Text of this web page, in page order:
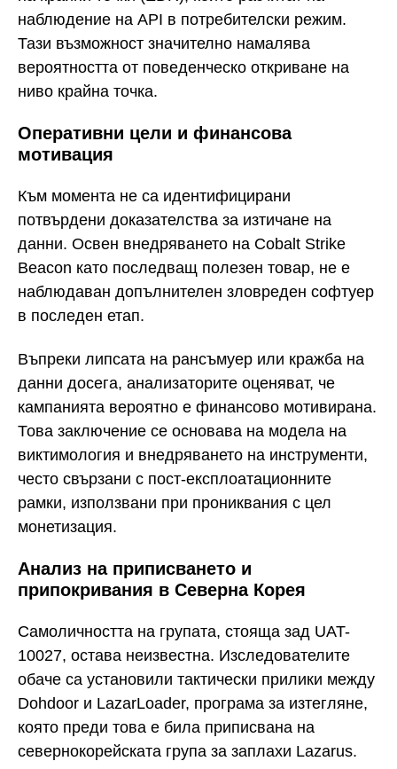
наблюдение на API в потребителски режим.
Тази възможност значително намалява
вероятността от поведенческо откриване на
ниво крайна точка.
Оперативни цели и финансова
мотивация
Към момента не са идентифицирани
потвърдени доказателства за изтичане на
данни. Освен внедряването на Cobalt Strike
Beacon като последващ полезен товар, не е
наблюдаван допълнителен зловреден софтуер
в последен етап.
Въпреки липсата на рансъмуер или кражба на
данни досега, анализаторите оценяват, че
кампанията вероятно е финансово мотивирана.
Това заключение се основава на модела на
виктимология и внедряването на инструменти,
често свързани с пост-експлоатационните
рамки, използвани при прониквания с цел
монетизация.
Анализ на приписването и
припокривания в Северна Корея
Самоличността на групата, стояща зад UAT-
10027, остава неизвестна. Изследователите
обаче са установили тактически прилики между
Dohdoor и LazarLoader, програма за изтегляне,
която преди това е била приписвана на
севернокорейската група за заплахи Lazarus.